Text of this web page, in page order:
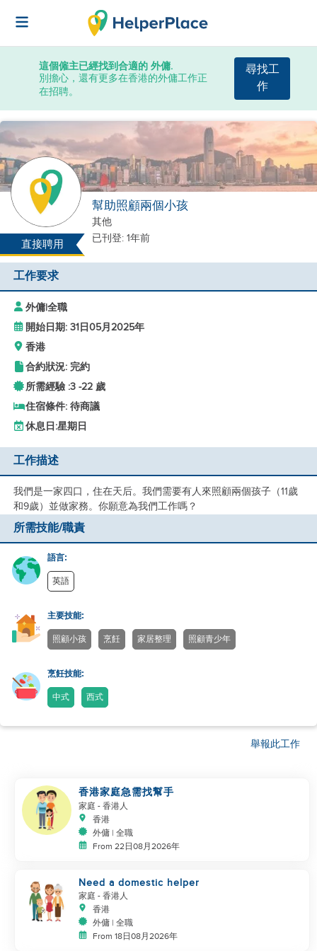
這個僱主已經找到合適的 外傭.
別擔心，還有更多在香港的外傭工作正
在招聘。
尋找工
作
直接聘用
幫助照顧兩個小孩
其他
已刊登: 1年前
工作要求
外傭|全職
開始日期: 31日05月2025年
香港
合約狀況: 完約
所需經驗 :3 -22 歲
住宿條件: 待商議
休息日:星期日
工作描述
我們是一家四口，住在天后。我們需要有人來照顧兩個孩子（11歲
和9歲）並做家務。你願意為我們工作嗎？
所需技能/職責
語言:
英語
主要技能:
照顧小孩 烹飪 家居整理 照顧青少年
烹飪技能:
中式 西式
舉報此工作
香港家庭急需找幫手
家庭 - 香港人
香港
外傭 | 全職
From 22日08月2026年
Need a domestic helper
家庭 - 香港人
香港
外傭 | 全職
From 18日08月2026年